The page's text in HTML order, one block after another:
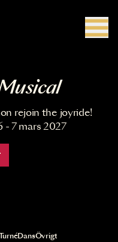
rejoin the joyride!
- 7 mars 2027
DansÖvrigt